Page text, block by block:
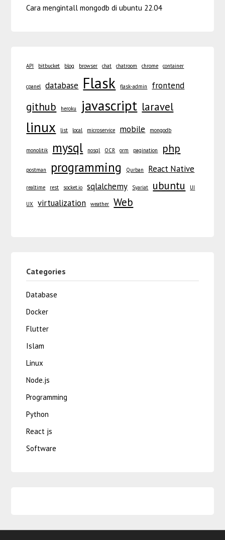
Cara mengintall mongodb di ubuntu 22.04
API bitbucket blog browser chat chatroom chrome container
cpanel database Flask flask-admin frontend
github heroku javascript laravel
linux list local microservice mobile mongodb
monolitik mysql nosql OCR orm pagination php
postman programming Qurban React Native
realtime rest socket.io sqlalchemy Syariat ubuntu UI
UX virtualization weather Web
Categories
Database
Docker
Flutter
Islam
Linux
Node.js
Programming
Python
React js
Software